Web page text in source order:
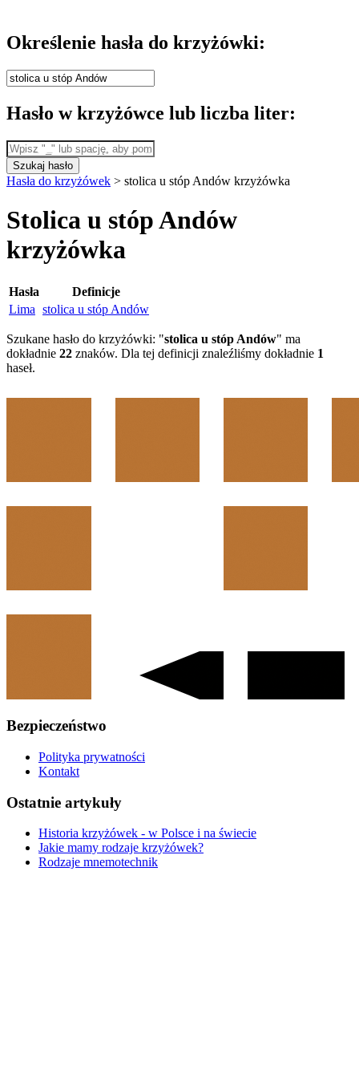
Określenie hasła do krzyżówki:
Hasło w krzyżówce lub liczba liter:
Szukaj hasło
Hasła do krzyżówek > stolica u stóp Andów krzyżówka
Stolica u stóp Andów
krzyżówka
Hasła
Definicje
Lima stolica u stóp Andów
Szukane hasło do krzyżówki: "stolica u stóp Andów" ma
dokładnie 22 znaków. Dla tej definicji znaleźliśmy dokładnie 1
haseł.
Bezpieczeństwo
Polityka prywatności
Kontakt
Ostatnie artykuły
Historia krzyżówek - w Polsce i na świecie
Jakie mamy rodzaje krzyżówek?
Rodzaje mnemotechnik